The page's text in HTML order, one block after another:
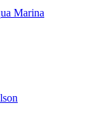
Marina